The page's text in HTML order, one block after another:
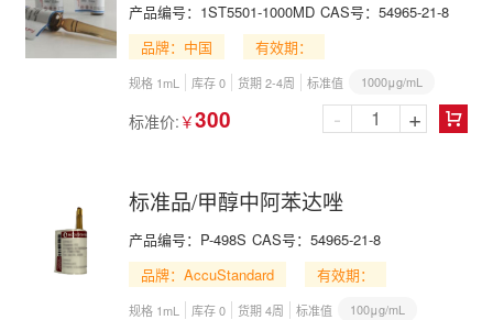
产品编号： 1ST5501-1000MD CAS号： 54965-21-8
品牌：中国
有效期：
规格 1mL 库存 0 货期 2-4周 标准值 1000μg/mL
标准价: ￥300 
- +
标准品/甲醇中阿苯达唑
产品编号： P-498S CAS号： 54965-21-8
品牌：AccuStandard
有效期：
规格 1mL 库存 0 货期 4周 标准值 100μg/mL